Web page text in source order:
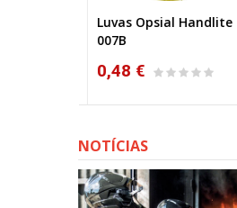
Luvas Opsial Handlite
007B
0,48 €
NOTÍCIAS